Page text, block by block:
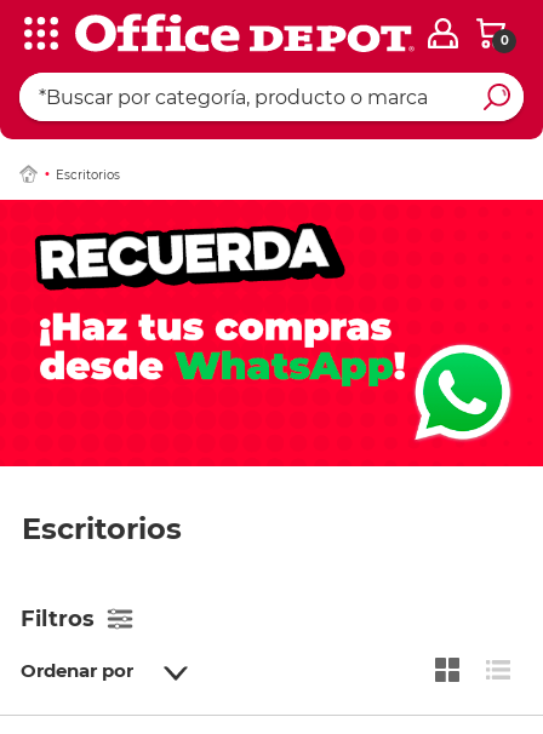
0
Escritorios
Escritorios
Filtros
Ordenar por